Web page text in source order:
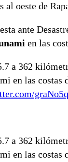
al oeste de
ante
en las
a 362
en las costas
a 362
en las costas